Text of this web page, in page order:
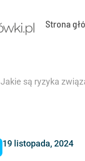
Strona
Jakie są ryzyka
19 listopada, 2024